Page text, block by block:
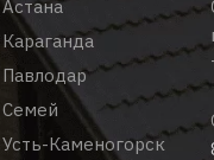
Астана
Караганда
Павлодар
Семей
Усть-Каменогорск